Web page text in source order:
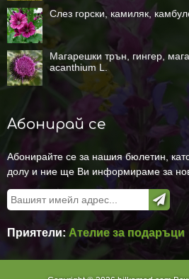
Слез горски, камиляк,
Магарешки трън, гингер,
acanthium L.
Абонирай се
Абонирайте се за нашия бюлетин,
долу и ние ще Ви информираме за
Приятели: Ателие за подаръци